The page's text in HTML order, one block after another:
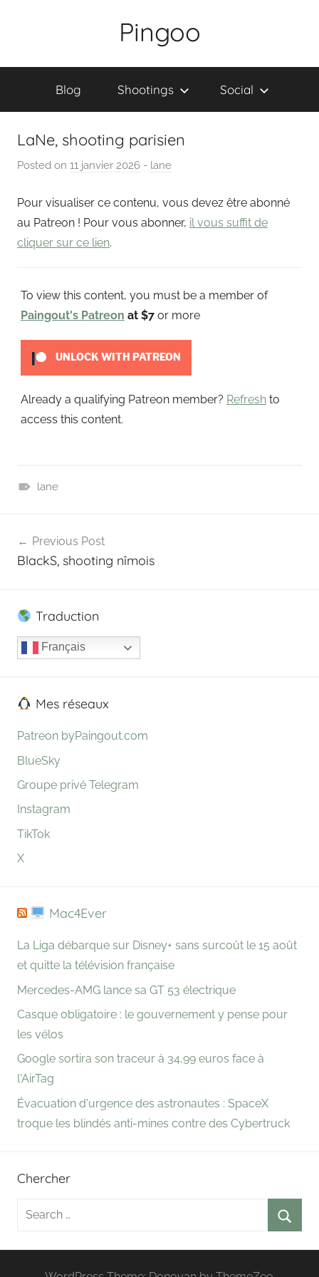
Pingoo
Blog Shootings Social
LaNe, shooting parisien
Posted on 11 janvier 2026 b
P
a
o
u
- lane
Pour visualiser ce contenu, vous devez être abonné
au Patreon ! Pour vous abonner, il vous suffit de
cliquer sur ce lien.
To view this content, you must be a member of
Paingout's Patreon at $7 or more
UNLOCK WITH PATREON
Already a qualifying Patreon member? Refresh to
access this content.
t
r
n
lane
de
Previous Post
BlackS, shooting nîmois
Traduction
Français
Mes réseaux
Patreon byPaingout.com
BlueSky
Groupe privé Telegram
Instagram
TikTok
X
Mac4Ever
La Liga débarque sur Disney+ sans surcoût le 15 août
et quitte la télévision française
Mercedes-AMG lance sa GT 53 électrique
Casque obligatoire : le gouvernement y pense pour
les vélos
Google sortira son traceur à 34,99 euros face à
l'AirTag
Évacuation d'urgence des astronautes : SpaceX
troque les blindés anti-mines contre des Cybertruck
Chercher
Search